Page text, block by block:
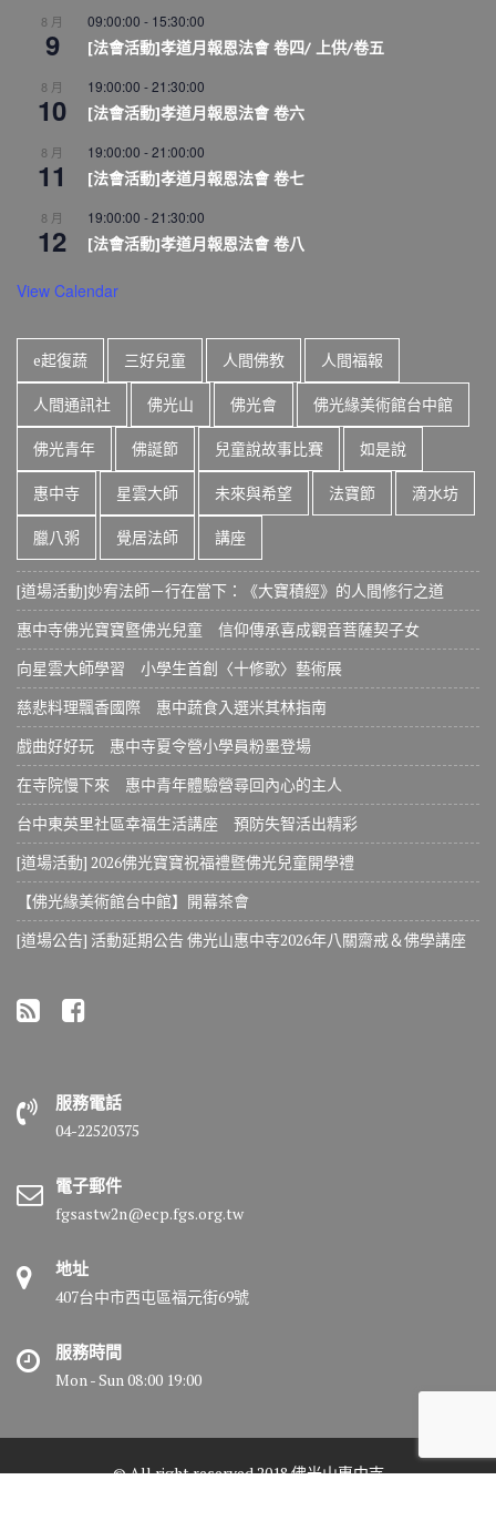
8 月
9
09:00:00 - 15:30:00
[法會活動]孝道月報恩法會 卷四/ 上供/卷五
8 月
10
19:00:00 -21:30:00
[法會活動]孝道月報恩法會 卷六
8 月
11
19:00:00 -21:00:00
[法會活動]孝道月報恩法會 卷七
8 月
12
19:00:00 -21:30:00
[法會活動]孝道月報恩法會 卷八
View Calendar
e起復蔬 三好兒童 人間佛教 人間福報
人間通訊社 佛光山 佛光會 佛光緣美術館台中館
佛光青年 佛誕節 兒童說故事比賽 如是說
惠中寺 星雲大師 未來與希望 法寶節 滴水坊
臘八粥 覺居法師 講座
[道場活動]妙宥法師－行在當下：《大寶積經》的人間修行之道
惠中寺佛光寶寶暨佛光兒童 信仰傳承喜成觀音菩薩契子女
向星雲大師學習 小學生首創〈十修歌〉藝術展
慈悲料理飄香國際 惠中蔬食入選米其林指南
戲曲好好玩 惠中寺夏令營小學員粉墨登場
在寺院慢下來 惠中青年體驗營尋回內心的主人
台中東英里社區幸福生活講座 預防失智活出精彩
[道場活動] 2026佛光寶寶祝福禮暨佛光兒童開學禮
【佛光緣美術館台中館】開幕茶會
[道場公告] 活動延期公告 佛光山惠中寺2026年八關齋戒＆佛學講座
服務電話
04-22520375
電子郵件
fgsastw2n@ecp.fgs.org.tw
地址
407台中市西屯區福元街69號
服務時間
Mon - Sun 08:00 19:00
© All right reserved 2018 佛光山惠中寺